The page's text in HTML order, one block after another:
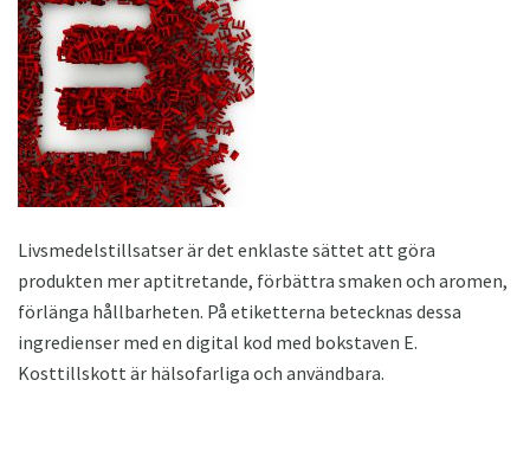
Livsmedelstillsatser är det enklaste sättet att göra
produkten mer aptitretande, förbättra smaken och aromen,
förlänga hållbarheten. På etiketterna betecknas dessa
ingredienser med en digital kod med bokstaven E.
Kosttillskott är hälsofarliga och användbara.